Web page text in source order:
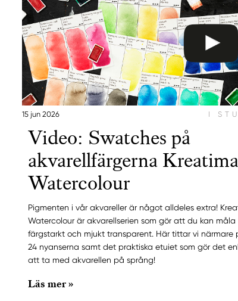
15 jun 2026 I
Video: Swatches på
akvarellfärgerna Kreatima
Watercolour
Pigmenten i vår akvareller är något alldeles extra!
Watercolour är akvarellserien som gör att du kan
färgstarkt och mjukt transparent. Här tittar vi närmare
24 nyanserna samt det praktiska etuiet som gör det
att ta med akvarellen på språng!
Läs mer »